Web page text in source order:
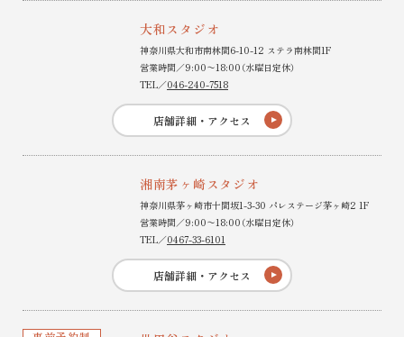
大和スタジオ
神奈川県大和市南林間6-10-12 ステラ南林間1F
営業時間／9:00〜18:00（水曜日定休）
TEL／046-240-7518
店舗詳細・アクセス
湘南茅ヶ崎スタジオ
神奈川県茅ヶ崎市十間坂1-3-30 パレステージ茅ヶ崎2 1F
営業時間／9:00〜18:00（水曜日定休）
TEL／0467-33-6101
店舗詳細・アクセス